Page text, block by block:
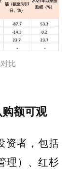
比
额可观
资者，包括
理）、红杉